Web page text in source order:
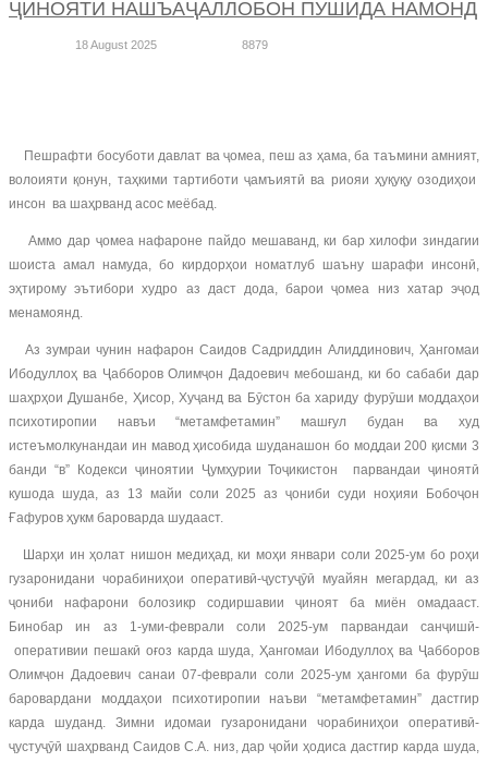
ҶИНОЯТИ НАШЪАҶАЛЛОБОН ПУШИДА НАМОНД
18 August 2025 8879
Пешрафти босуботи давлат ва ҷомеа, пеш аз ҳама, ба таъмини амният,
волоияти қонун, таҳкими тартиботи ҷамъиятӣ ва риояи ҳуқуқу озодиҳои
инсон ва шаҳрванд асос меёбад.
Аммо дар ҷомеа нафароне пайдо мешаванд, ки бар хилофи зиндагии
шоиста амал намуда, бо кирдорҳои номатлуб шаъну шарафи инсонӣ,
эҳтирому эътибори худро аз даст дода, барои ҷомеа низ хатар эҷод
менамоянд.
Аз зумраи чунин нафарон Саидов Садриддин Алиддинович, Ҳангомаи
Ибодуллоҳ ва Ҷабборов Олимҷон Дадоевич мебошанд, ки бо сабаби дар
шаҳрҳои Душанбе, Ҳисор, Хуҷанд ва Бӯстон ба хариду фурӯши моддаҳои
психотиропии навъи “метамфетамин” машғул будан ва худ
истеъмолкунандаи ин мавод ҳисобида шуданашон бо моддаи 200 қисми 3
банди “в” Кодекси ҷиноятии Ҷумҳурии Тоҷикистон парвандаи ҷиноятӣ
кушода шуда, аз 13 майи соли 2025 аз ҷониби суди ноҳияи Бобоҷон
Ғафуров ҳукм бароварда шудааст.
Шарҳи ин ҳолат нишон медиҳад, ки моҳи январи соли 2025-ум бо роҳи
гузаронидани чорабиниҳои оперативӣ-ҷустуҷӯӣ муайян мегардад, ки аз
ҷониби нафарони болозикр содиршавии ҷиноят ба миён омадааст.
Бинобар ин аз 1-уми-феврали соли 2025-ум парвандаи санҷишӣ-
оперативии пешакӣ оғоз карда шуда, Ҳангомаи Ибодуллоҳ ва Ҷабборов
Олимҷон Дадоевич санаи 07-феврали соли 2025-ум ҳангоми ба фурӯш
баровардани моддаҳои психотиропии наъви “метамфетамин” дастгир
карда шуданд. Зимни идомаи гузаронидани чорабиниҳои оперативӣ-
ҷустуҷӯӣ шаҳрванд Саидов С.А. низ, дар ҷойи ҳодиса дастгир карда шуда,